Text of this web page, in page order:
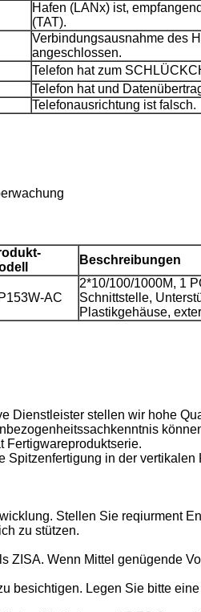
Hafen (LANx) ist,
(TAT).
Verbindungsausnahme des
angeschlossen.
Telefon hat zum
Telefon hat und
Telefonausrichtung ist falsch.
Beschreibungen
AC
2*10/100/1000M, 1
Schnittstelle,
Plastikgehäuse,
Dienstleister stellen wir hohe
Fertigwareproduktserie.
in der
Stellen Sie reqiurment
zu stützen.
ZISA. Wenn Mittel genügende
besichtigen. Legen Sie bitte